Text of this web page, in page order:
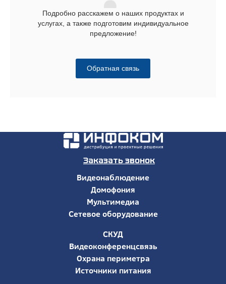
Подробно расскажем о наших продуктах и
услугах, а также подготовим индивидуальное
предложение!
Обратная связь
Заказать звонок
Видеонаблюдение
Домофония
Мультимедиа
Сетевое оборудование
СКУД
Видеоконференцсвязь
Охрана периметра
Источники питания